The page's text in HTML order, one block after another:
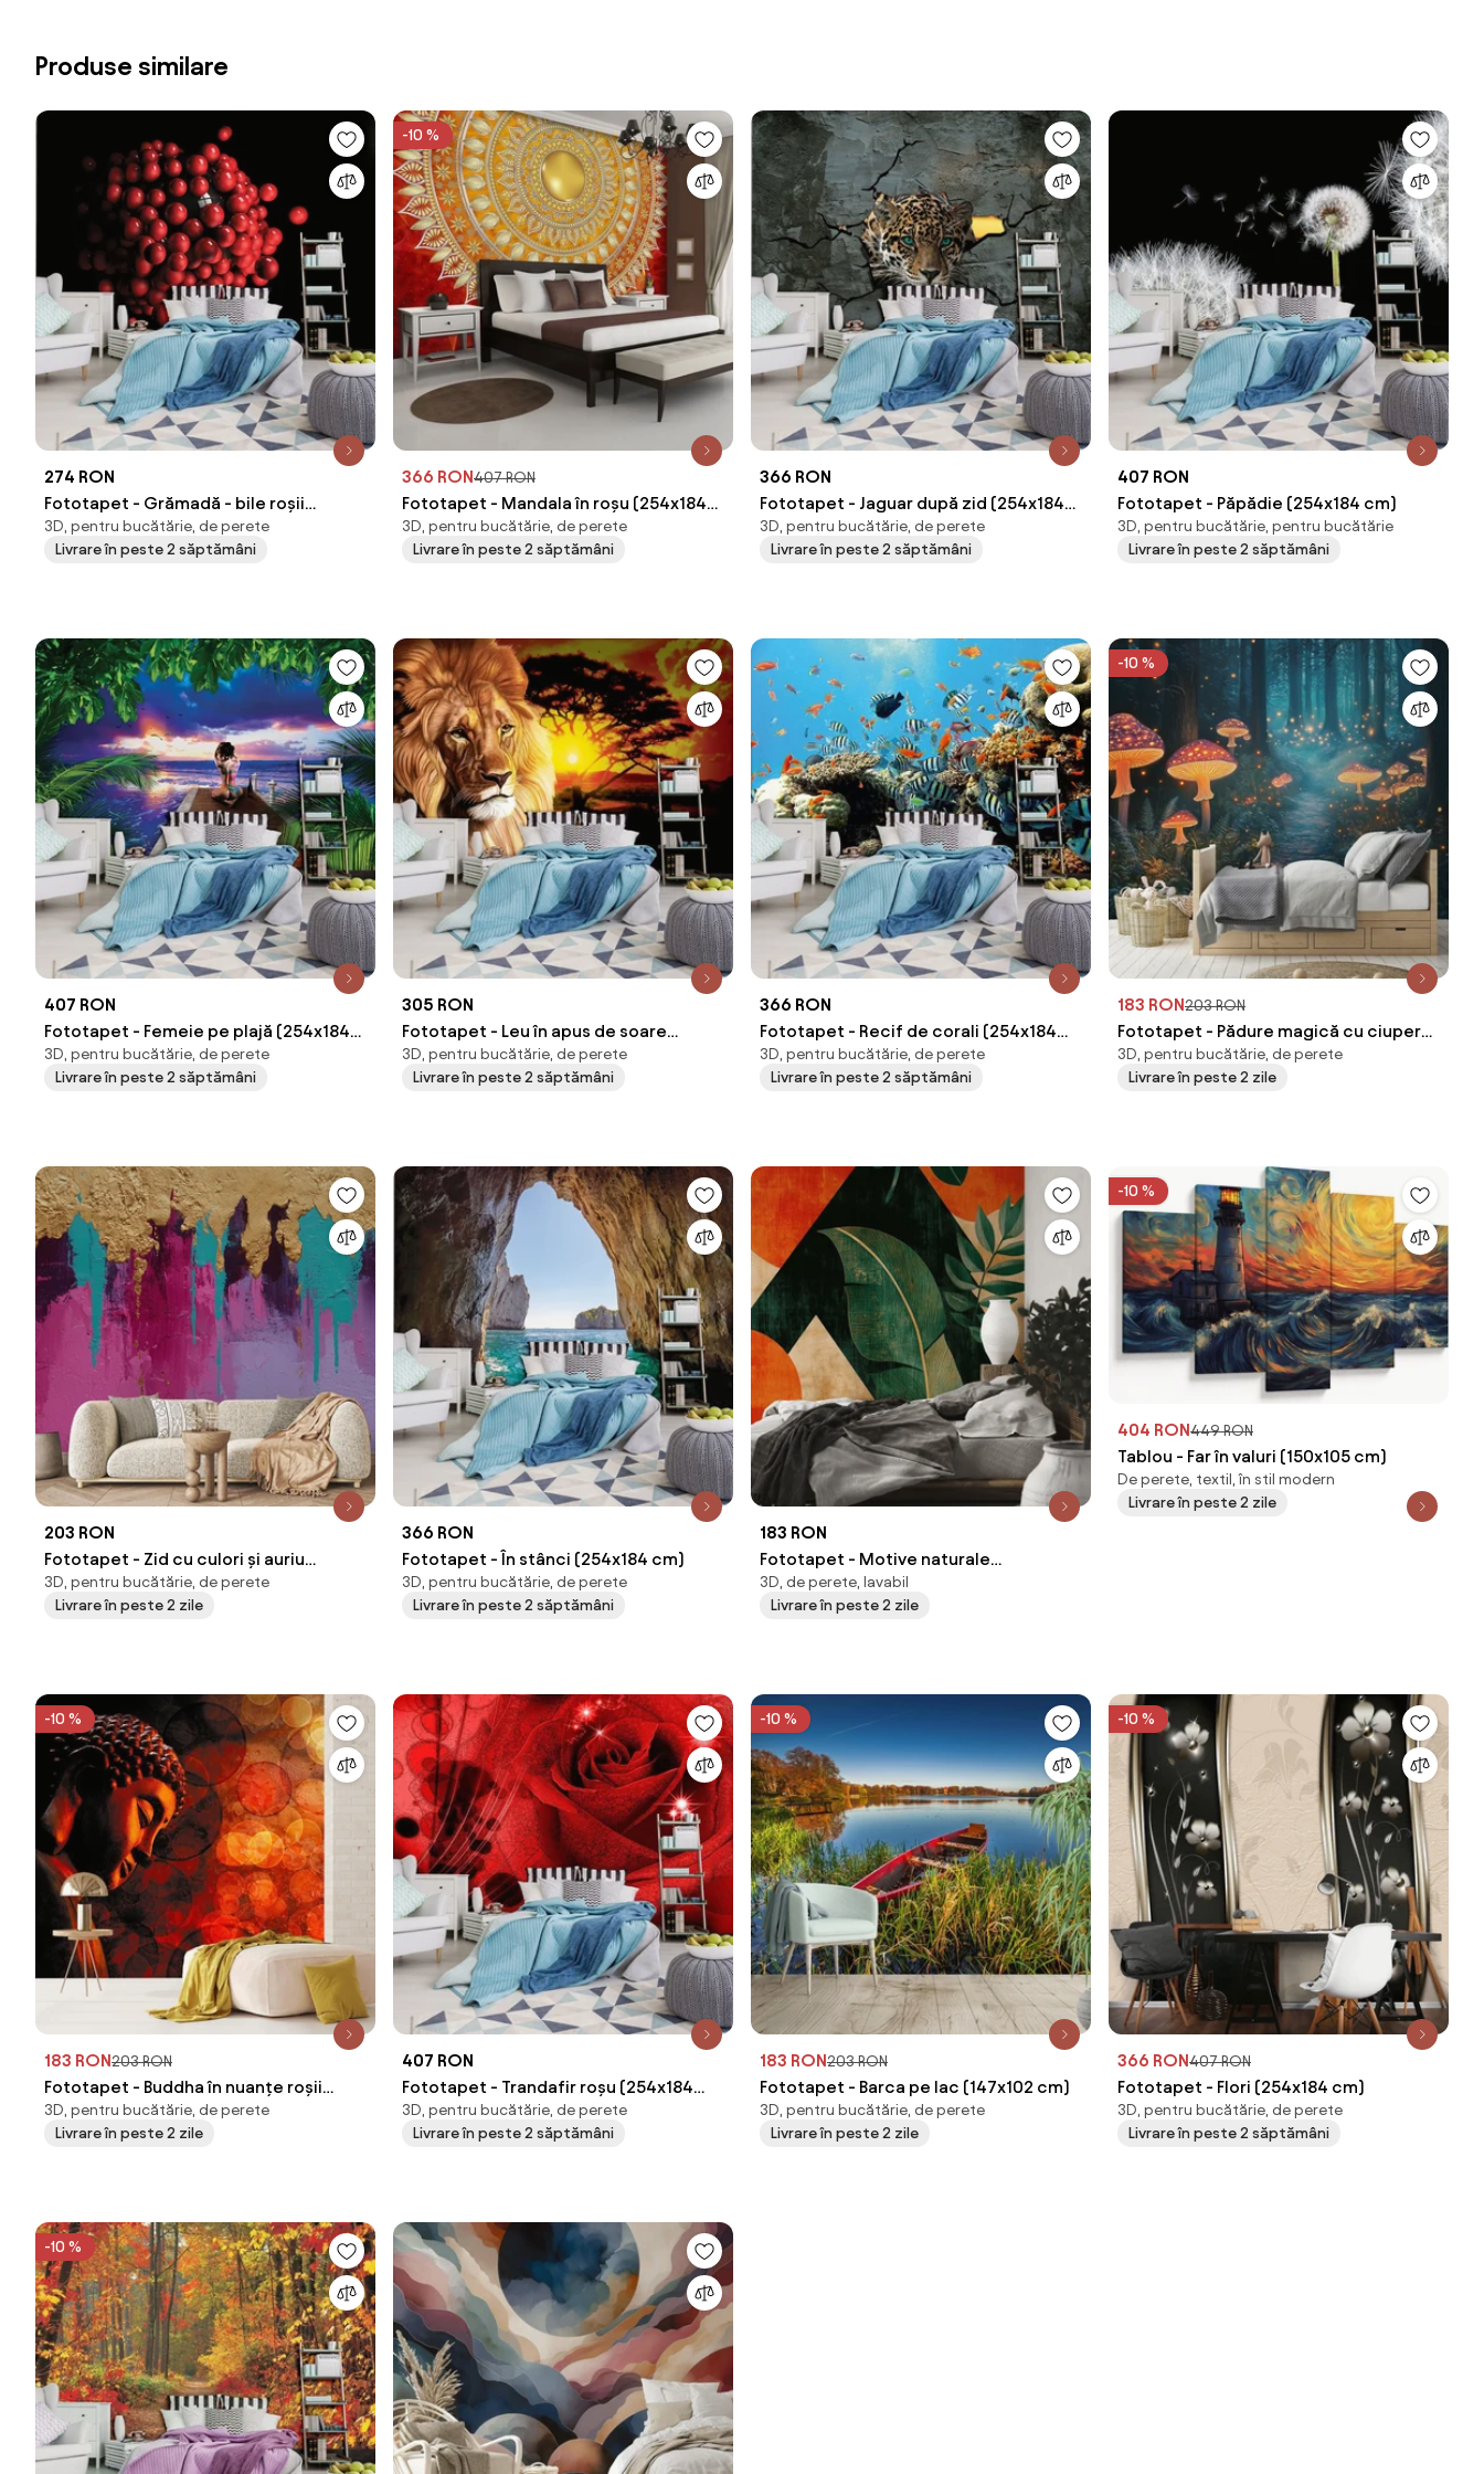
Produse similare
274 RON
Fototapet - Grămadă - bile roșii
lucioase (152,5x104 cm)
3D, pentru bucătărie, de perete
Livrare în peste 2 săptămâni
-10 %
366 RON407 RON
Fototapet - Mandala în roșu (254x184
cm)
3D, pentru bucătărie, de perete
Livrare în peste 2 săptămâni
366 RON
Fototapet - Jaguar după zid (254x184
cm)
3D, pentru bucătărie, de perete
Livrare în peste 2 săptămâni
407 RON
Fototapet - Păpădie (254x184 cm)
3D, pentru bucătărie, pentru bucătărie
Livrare în peste 2 săptămâni
407 RON
Fototapet - Femeie pe plajă (254x184
cm)
3D, pentru bucătărie, de perete
Livrare în peste 2 săptămâni
305 RON
Fototapet - Leu în apus de soare
(152,5x104 cm)
3D, pentru bucătărie, de perete
Livrare în peste 2 săptămâni
366 RON
Fototapet - Recif de corali (254x184
cm)
3D, pentru bucătărie, de perete
Livrare în peste 2 săptămâni
-10 %
183 RON203 RON
Fototapet - Pădure magică cu ciuperci
(147x102 cm)
3D, pentru bucătărie, de perete
Livrare în peste 2 zile
203 RON
Fototapet - Zid cu culori și auriu
(147x102 cm)
3D, pentru bucătărie, de perete
Livrare în peste 2 zile
366 RON
Fototapet - În stânci (254x184 cm)
3D, pentru bucătărie, de perete
Livrare în peste 2 săptămâni
183 RON
Fototapet - Motive naturale
geometrice II. (147x102 cm)
3D, de perete, lavabil
Livrare în peste 2 zile
-10 %
404 RON449 RON
Tablou - Far în valuri (150x105 cm)
De perete, textil, în stil modern
Livrare în peste 2 zile
-10 %
183 RON203 RON
Fototapet - Buddha în nuanțe roșii
(147x102 cm)
3D, pentru bucătărie, de perete
Livrare în peste 2 zile
407 RON
Fototapet - Trandafir roșu (254x184
cm)
3D, pentru bucătărie, de perete
Livrare în peste 2 săptămâni
-10 %
183 RON203 RON
Fototapet - Barca pe lac (147x102 cm)
3D, pentru bucătărie, de perete
Livrare în peste 2 zile
-10 %
366 RON407 RON
Fototapet - Flori (254x184 cm)
3D, pentru bucătărie, de perete
Livrare în peste 2 săptămâni
-10 %